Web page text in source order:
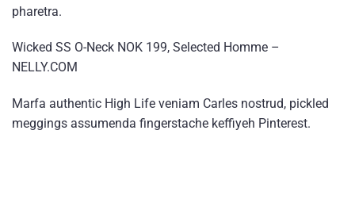
pharetra.
Wicked SS O-Neck NOK 199, Selected Homme –
NELLY.COM
Marfa authentic High Life veniam Carles nostrud, pickled
meggings assumenda fingerstache keffiyeh Pinterest.